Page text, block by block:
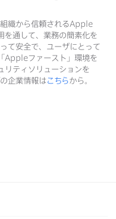
織から​信頼されるApple
を​通して、​業務の​簡素化を​
て​安全で、​ユーザに​とって​
Appleファースト」環境を​
リティソリューションを​
の​企業情報はこちらから。